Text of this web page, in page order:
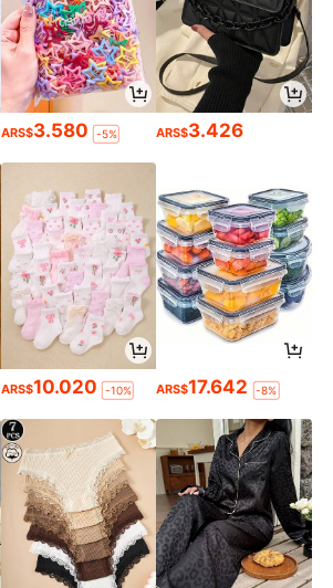
ARS$3.580 -5% ARS$3.426
ARS$10.020 -10% ARS$17.642 -8%